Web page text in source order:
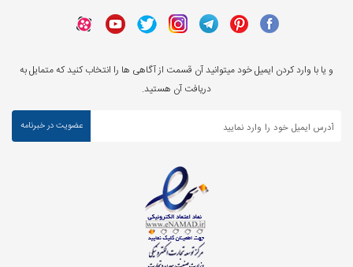
و یا با وارد کردن ایمیل خود میتوانید آن قسمت از آگاهی ها را انتخاب کنید که متمایل به
دریافت آن هستید.
عضویت در خبرنامه